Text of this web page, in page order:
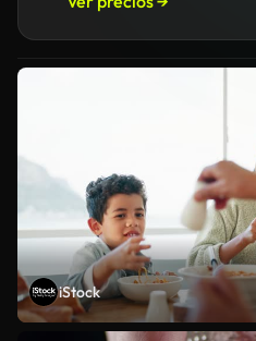
iStock